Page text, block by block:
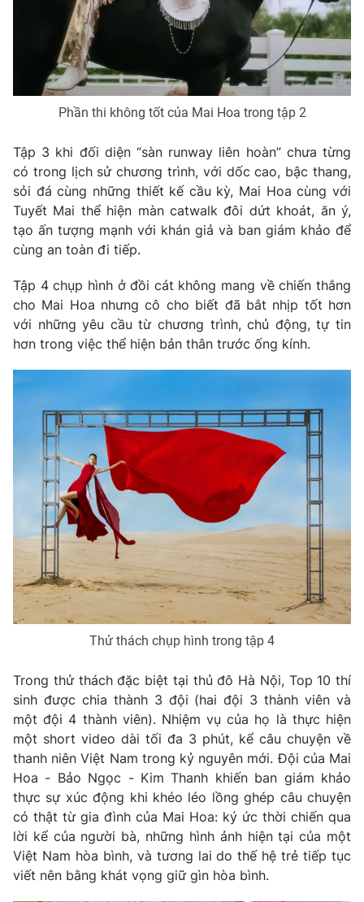
Phần thi không tốt của Mai Hoa trong tập 2
Tập 3 khi đối diện “sàn runway liên hoàn” chưa từng
có trong lịch sử chương trình, với dốc cao, bậc thang,
sỏi đá cùng những thiết kế cầu kỳ, Mai Hoa cùng với
Tuyết Mai thể hiện màn catwalk đôi dứt khoát, ăn ý,
tạo ấn tượng mạnh với khán giả và ban giám khảo để
cùng an toàn đi tiếp.
Tập 4 chụp hình ở đồi cát không mang về chiến thắng
cho Mai Hoa nhưng cô cho biết đã bắt nhịp tốt hơn
với những yêu cầu từ chương trình, chủ động, tự tin
hơn trong việc thể hiện bản thân trước ống kính.
Thử thách chụp hình trong tập 4
Trong thử thách đặc biệt tại thủ đô Hà Nội, Top 10 thí
sinh được chia thành 3 đội (hai đội 3 thành viên và
một đội 4 thành viên). Nhiệm vụ của họ là thực hiện
một short video dài tối đa 3 phút, kể câu chuyện về
thanh niên Việt Nam trong kỷ nguyên mới. Đội của Mai
Hoa - Bảo Ngọc - Kim Thanh khiến ban giám khảo
thực sự xúc động khi khéo léo lồng ghép câu chuyện
có thật từ gia đình của Mai Hoa: ký ức thời chiến qua
lời kể của người bà, những hình ảnh hiện tại của một
Việt Nam hòa bình, và tương lai do thế hệ trẻ tiếp tục
viết nên bằng khát vọng giữ gìn hòa bình.